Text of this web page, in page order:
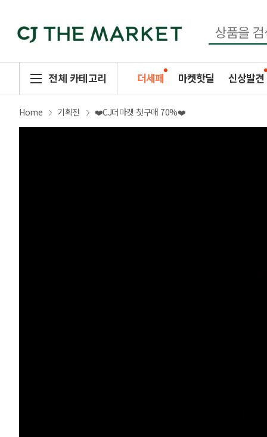
전체 카테고리 더세페 마켓핫딜 신상발견
Home 기획전 ❤️CJ더마켓 첫구매 70%❤️